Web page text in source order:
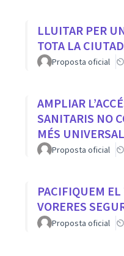
LLUITAR PER
TOTA LA
Proposta oficial
AMPLIAR
SANITARIS NO
MÉS
Proposta oficial
PACIFIQUEM
VORERES
Proposta oficial